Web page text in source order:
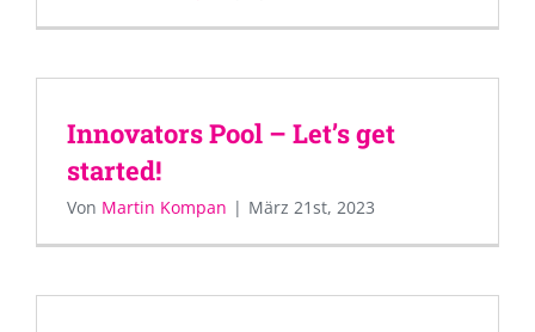
Innovators Pool – Let’s get
started!
Von Martin Kompan | März 21st, 2023